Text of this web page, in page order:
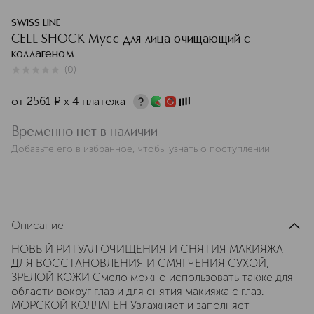
SWISS LINE
CELL SHOCK Мусс для лица очищающий с
коллагеном
(0)
от 2561 ¤ х 4 платежа
Временно нет в наличии
Добавьте его в избранное, чтобы узнать о поступлении
Описание
НОВЫЙ РИТУАЛ ОЧИЩЕНИЯ И СНЯТИЯ МАКИЯЖА
ДЛЯ ВОССТАНОВЛЕНИЯ И СМЯГЧЕНИЯ СУХОЙ,
ЗРЕЛОЙ КОЖИ Смело можно использовать также для
области вокруг глаз и для снятия макияжа с глаз.
МОРСКОЙ КОЛЛАГЕН Увлажняет и заполняет